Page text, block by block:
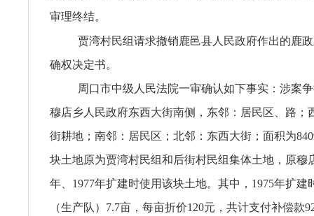
审理终结。
贾湾村民组请求撤销鹿邑县人民政府作出的鹿
确权决定书。
周口市中级人民法院一审确认如下事实：涉案
穆店乡人民政府东西大街南侧，东邻：居民区、路；
街耕地；南邻：居民区；北邻：东西大街；面积为
块土地原为贾湾村民组和后街村民组集体土地，原穆
年、1977年扩建时使用该块土地。其中，1975年扩建
（生产队）7.7亩，每亩折价120元，共计支付补偿款